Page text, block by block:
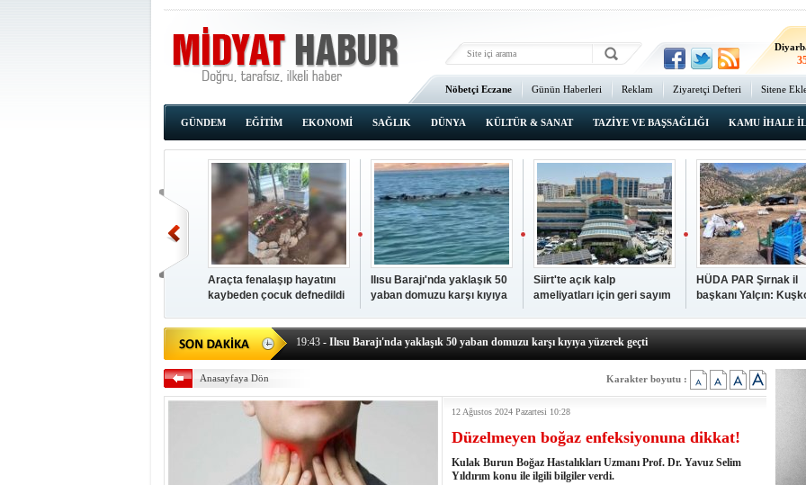
Nöbetçi Eczane Günün Haberleri Reklam Ziyaretçi Defteri
Sitene
Ana Sayfa
GÜNDEM
EĞİTİM EKONOMİ SAĞLIK DÜNYA KÜLTÜR & SANAT TAZİYE VE BAŞSAĞLIĞI KAMU İHALE
Araçta fenalaşıp hayatını
kaybeden çocuk defnedildi
Ilısu Barajı'nda yaklaşık 50
yaban domuzu karşı kıyıya
Siirt'te açık kalp
ameliyatları için geri sayım
HÜDA PAR Şırnak il
başkanı Yalçın:
dönmek istiyor
- OKUMAK İÇİN TIKLAYIN
19:43 - Ilısu Barajı'nda yaklaşık 50 yaban domuzu karşı kıyıya yüzerek geçti
19:42- Hacıoğlu: UMKE ekipleri bilgi, cesaret ve fedakârlıklarıyla hayat kurtarıyor
19:08- HÜDA PAR Şırnak il başkanı Yalçın: Kuşkonar Köyü sakinleri, köylerine dönmek
istiyor
19:06 - Öter: Maneviyatı ve ahlaki yapıyı bozan en büyük olumsuzluklardan biri de sanal
kumardır
18:06- MARSU, Kabala Mahallesi'nin Yaklaşık 40 Yıllık Ana İsale Hattını Yeniliyor
18:14- VEFAT • Mehmet Ata Baştuğ
13:14- Mardin’de yangına müdahale eden itfaiye aracının altında kalan itfaiye eri öldü
Anasayfaya Dön Karakter boyutu :
12 Ağustos 2024 Pazartesi 10:28
Düzelmeyen boğaz enfeksiyonuna dikkat!
Kulak Burun Boğaz Hastalıkları Uzmanı Prof. Dr. Yavuz Selim
Yıldırım konu ile ilgili bilgiler verdi.